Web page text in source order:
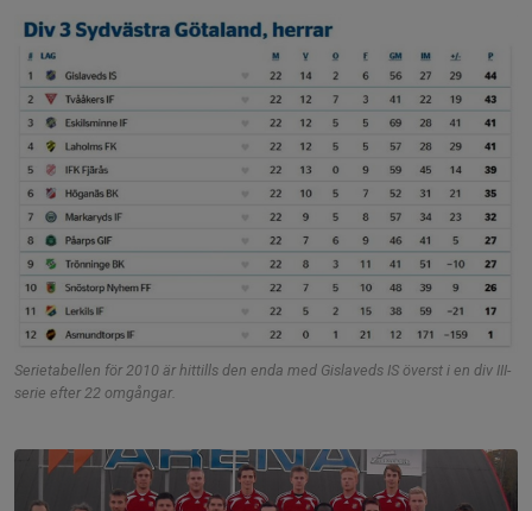
Serietabellen för 2010 är hittills den enda med Gislaveds IS överst i en div III-
serie efter 22 omgångar.